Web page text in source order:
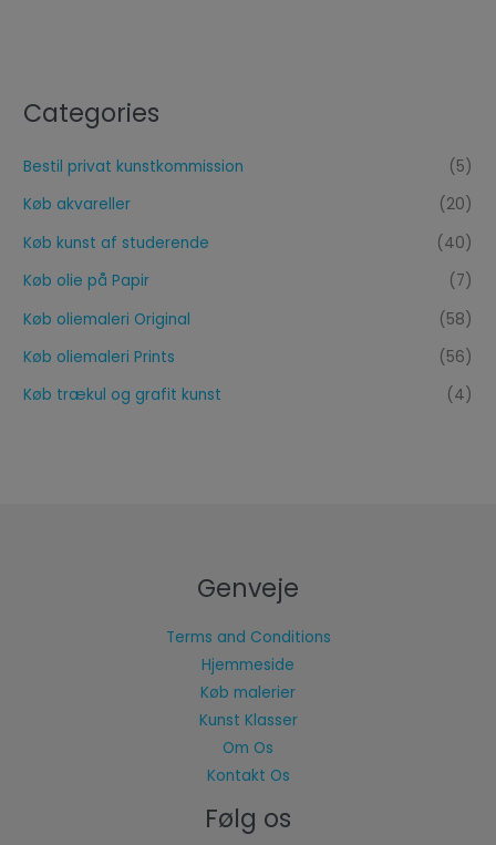
Categories
Bestil privat kunstkommission
(5)
Køb akvareller
(20)
Køb kunst af studerende
(40)
Køb olie på Papir
(7)
Køb oliemaleri Original
(58)
Køb oliemaleri Prints
(56)
Køb trækul og grafit kunst
(4)
Genveje
Terms and Conditions
Hjemmeside
Køb malerier
Kunst Klasser
Om Os
Kontakt Os
Følg os